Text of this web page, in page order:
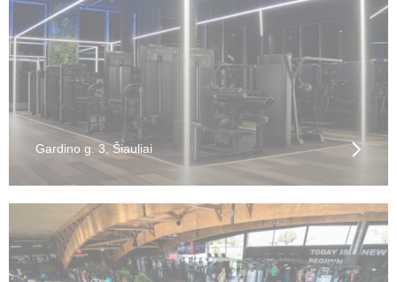
Gardino g. 3, Šiauliai